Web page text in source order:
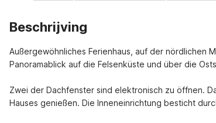
Beschrijving
Außergewöhnliches Ferienhaus, auf der nördlichen
Panoramablick auf die Felsenküste und über die
Zwei der Dachfenster sind elektronisch zu öffnen.
Hauses genießen. Die Inneneinrichtung besticht